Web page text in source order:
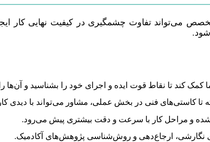
می‌تواند تفاوت چشمگیری در کیفیت نهایی کار
کمک کند تا نقاط قوت ایده و اجرای خود را بشناسید و آن‌ها
تا کاستی‌های فنی در بخش عملی، مشاور می‌تواند با دیدی
شده و مراحل کار با سرعت و دقت بیشتری پیش می‌رود.
نگارشی، ارجاع‌دهی و روش‌شناسی پژوهش‌های آکادمیک.